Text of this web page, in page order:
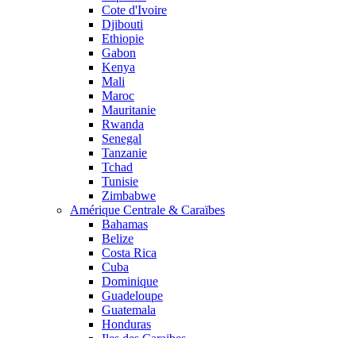
Cote d'Ivoire
Djibouti
Ethiopie
Gabon
Kenya
Mali
Maroc
Mauritanie
Rwanda
Senegal
Tanzanie
Tchad
Tunisie
Zimbabwe
Amérique Centrale & Caraïbes
Bahamas
Belize
Costa Rica
Cuba
Dominique
Guadeloupe
Guatemala
Honduras